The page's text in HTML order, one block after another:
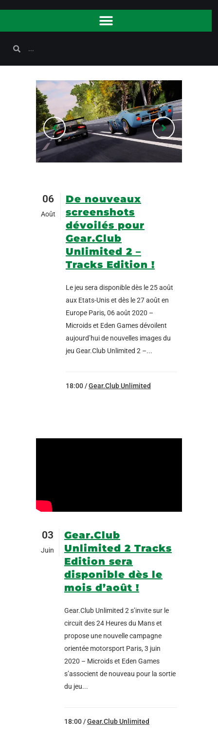
06
Août
De nouveaux
screenshots
dévoilés pour
Gear.Club
Unlimited 2 –
Tracks Edition !
Le jeu sera disponible dès le 25 août
aux Etats-Unis et dès le 27 août en
Europe Paris, 06 août 2020 –
Microids et Eden Games dévoilent
aujourd’hui de nouvelles images du
jeu Gear.Club Unlimited 2 –...
18:00 /Gear.Club Unlimited
03
Juin
Gear.Club
Unlimited 2 Tracks
Edition sera
disponible dès le
mois d’août !
Gear.Club Unlimited 2 s’invite sur le
circuit des 24 Heures du Mans et
propose une nouvelle campagne
orientée motorsport Paris, 3 juin
2020 – Microids et Eden Games
s’associent de nouveau pour la sortie
du jeu...
18:00 /Gear.Club Unlimited